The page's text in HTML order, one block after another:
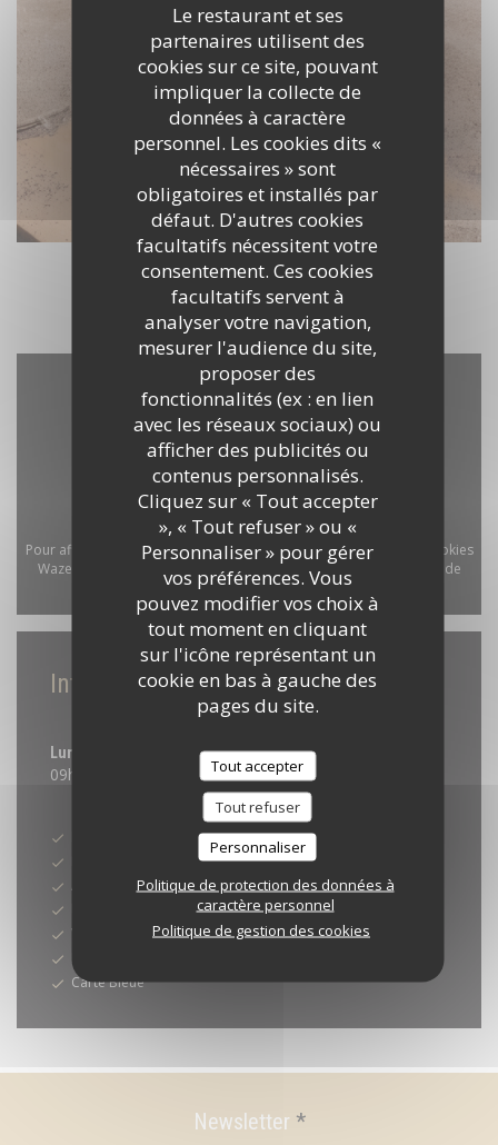
Le restaurant et ses
partenaires utilisent des
cookies sur ce site, pouvant
impliquer la collecte de
données à caractère
personnel. Les cookies dits «
nécessaires » sont
obligatoires et installés par
défaut. D'autres cookies
facultatifs nécessitent votre
consentement. Ces cookies
facultatifs servent à
analyser votre navigation,
mesurer l'audience du site,
proposer des
fonctionnalités (ex : en lien
avec les réseaux sociaux) ou
afficher des publicités ou
contenus personnalisés.
Cliquez sur « Tout accepter
», « Tout refuser » ou «
Personnaliser » pour gérer
vos préférences. Vous
pouvez modifier vos choix à
tout moment en cliquant
sur l'icône représentant un
cookie en bas à gauche des
pages du site.
Tout accepter
Tout refuser
Personnaliser
Politique de protection des données à
caractère personnel
Politique de gestion des cookies
Pour afficher la carte interactive Waze, vous devez accepter les cookies
Waze Map (Google). Ces cookies peuvent collecter des données de
navigation et de localisation.
Autoriser
Infos pratiques
Horaires
Lun
09h00 - 23h45
Moyens de paiement
Paiement Sans Contact
Apple Pay
Eurocard/Mastercard
Visa
Carte Bleue
Newsletter *